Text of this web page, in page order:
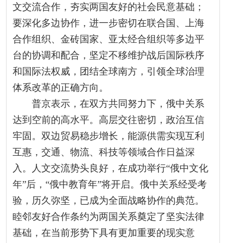
文交流合作，夯实两国友好的社会民意基础；
要深化多边协作，进一步密切在联合国、上海
合作组织、金砖国家、亚太经合组织等多边平
台的协调和配合，坚定不移维护战后国际秩序
和国际法权威，团结全球南方，引领全球治理
体系改革的正确方向。
普京表示，在双方共同努力下，俄中关系
达到空前的高水平。高层交往密切，政治互信
牢固。双边贸易稳步增长，能源供需实现互利
互惠，交通、物流、科技等领域合作日益深
入。人文交流势头良好，在成功举行“俄中文化
年”后，“俄中教育年”将开启。俄中关系经受考
验，历久弥坚，已成为全面战略协作的典范。
睦邻友好合作条约为两国关系奠定了坚实法律
基础，在当前形势下具有更加重要的现实意